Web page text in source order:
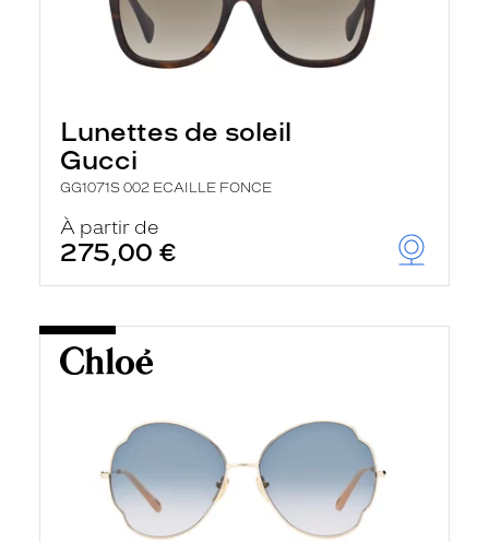
Lunettes de soleil
Gucci
GG1071S 002 ECAILLE FONCE
À partir de
275,00 €